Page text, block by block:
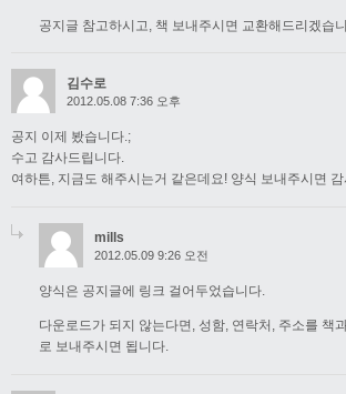
공지글 참고하시고, 책 보내주시면 교환해드리겠습
김수로
2012.05.08 7:36 오후
공지 이제 봤습니다.;
수고 감사드립니다.
여하튼, 지금도 해주시는거 같은데요! 양식 보내주시면
mills
2012.05.09 9:26 오전
양식은 공지글에 링크 걸어두었습니다.
다운로드가 되지 않는다면, 성함, 연락처, 주소를 책
로 보내주시면 됩니다.